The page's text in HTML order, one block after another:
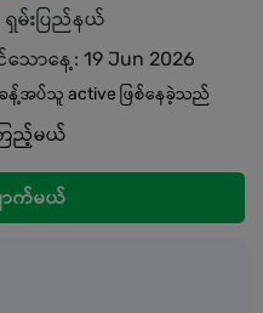
ရှမ်းပြည်နယ်
ောနေ့: 19 Jun 2026
အပ်သူ active ဖြစ်နေခဲ့သည်
ြည့်မယ်
ာက်မယ်